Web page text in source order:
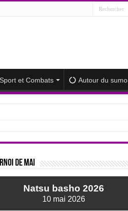
Sport et Combats Autour du sumo
de mai
Natsu basho 2026
10 mai 2026